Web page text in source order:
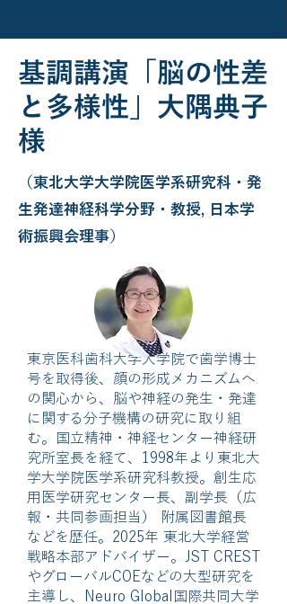
基調講演「脳の性差
と多様性」大隅典子
様
（東北大学大学院医学系研究科・発
生発達神経科学分野・教授, 日本学
術振興会理事）
東京医科歯科大学大学院で歯学博士
号を取得後、顔の形成メカニズムへ
の関心から、脳や神経の発生・発達
に関する分子機構の研究に取り組
む。国立精神・神経センター神経研
究所室長を経て、1998年より東北大
学大学院医学系研究科教授。創生応
用医学研究センター長、副学長（広
報・共同参画担当） 附属図書館長
などを歴任。2025年 東北大学経営
戦略本部アドバイザー。JST CREST
やグローバルCOEなどの大型研究を
主導し、Neuro Global国際共同大学